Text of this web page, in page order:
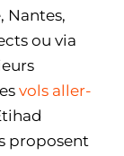
Nantes,
ou via
vols aller-
proposent